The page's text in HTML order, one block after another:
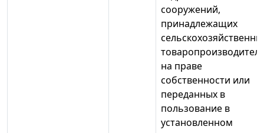
сооружений,
принадлежащих
на праве
собственности или
переданных в
пользование в
установленном